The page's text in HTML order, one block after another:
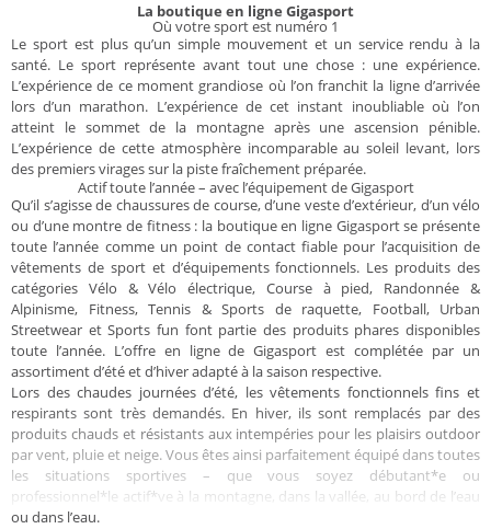
La boutique en ligne Gigasport
Où votre sport est numéro 1
Le sport est plus qu’un simple mouvement et un service rendu à la
santé. Le sport représente avant tout une chose : une expérience.
L’expérience de ce moment grandiose où l’on franchit la ligne d’arrivée
lors d’un marathon. L’expérience de cet instant inoubliable où l’on
atteint le sommet de la montagne après une ascension pénible.
L’expérience de cette atmosphère incomparable au soleil levant, lors
des premiers virages sur la piste fraîchement préparée.
Actif toute l’année – avec l’équipement de Gigasport
Qu’il s’agisse de chaussures de course, d’une veste d’extérieur, d’un vélo
ou d’une montre de fitness : la boutique en ligne Gigasport se présente
toute l’année comme un point de contact fiable pour l’acquisition de
vêtements de sport et d’équipements fonctionnels. Les produits des
catégories Vélo & Vélo électrique, Course à pied, Randonnée &
Alpinisme, Fitness, Tennis & Sports de raquette, Football, Urban
Streetwear et Sports fun font partie des produits phares disponibles
toute l’année. L’offre en ligne de Gigasport est complétée par un
assortiment d’été et d’hiver adapté à la saison respective.
Lors des chaudes journées d’été, les vêtements fonctionnels fins et
respirants sont très demandés. En hiver, ils sont remplacés par des
produits chauds et résistants aux intempéries pour les plaisirs outdoor
par vent, pluie et neige. Vous êtes ainsi parfaitement équipé dans toutes
les situations sportives – que vous soyez débutant*e ou
professionnel*le actif*ve à la montagne, dans la vallée, au bord de l’eau
ou dans l’eau.